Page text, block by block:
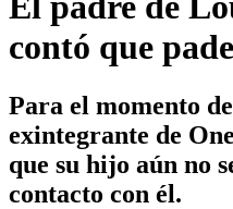
contó que
Para el momento
exintegrante de
que su hijo aún no
contacto con él.